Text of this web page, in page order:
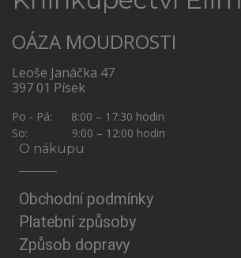
OÁZA MOUDROSTI
Leoše Janáčka 47
397 01 Písek
Po - Pá: 8:00 – 17:30 hodin
So: 9:00 – 12:00 hodin
O nákupu
Obchodní podmínky
Platební způsoby
Způsob dopravy